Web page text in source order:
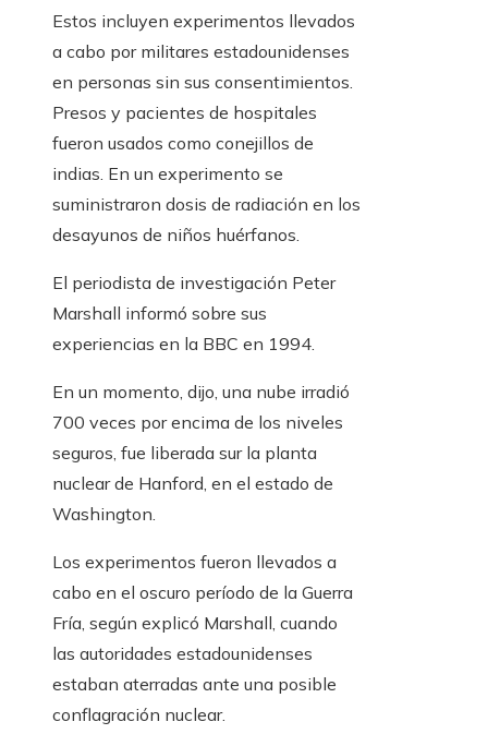
Estos incluyen experimentos llevados
a cabo por militares estadounidenses
en personas sin sus consentimientos.
Presos y pacientes de hospitales
fueron usados ​​como conejillos de
indias. En un experimento se
suministraron dosis de radiación en los
desayunos de niños huérfanos.
El periodista de investigación Peter
Marshall informó sobre sus
experiencias en la BBC en 1994.
En un momento, dijo, una nube irradió
700 veces por encima de los niveles
seguros, fue liberada sur la planta
nuclear de Hanford, en el estado de
Washington.
Los experimentos fueron llevados a
cabo en el oscuro período de la Guerra
Fría, según explicó Marshall, cuando
las autoridades estadounidenses
estaban aterradas ante una posible
conflagración nuclear.